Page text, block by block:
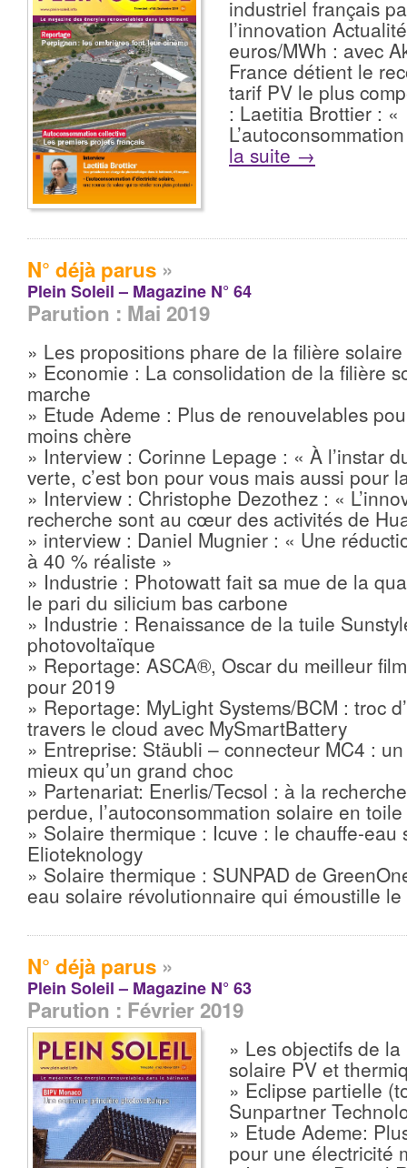
industriel français
l’innovation
euros/MWh : avec
France détient le
tarif PV le plus
: Laetitia Brottier : «
la suite →
N° déjà parus »
Plein Soleil – Magazine N° 64
Parution : Mai 2019
» Les propositions phare de la filière solaire
» Economie : La consolidation de la filière
marche
» Etude Ademe : Plus de renouvelables
moins chère
» Interview : Corinne Lepage : « À l’instar
verte, c’est bon pour vous mais aussi pour
» Interview : Christophe Dezothez : «
recherche sont au cœur des activités de
» interview : Daniel Mugnier : « Une
à 40 % réaliste »
» Industrie : Photowatt fait sa mue de la
le pari du silicium bas carbone
» Industrie : Renaissance de la tuile
photovoltaïque
» Reportage: ASCA®, Oscar du meilleur
pour 2019
» Reportage: MyLight Systems/BCM : troc
travers le cloud avec MySmartBattery
» Entreprise: Stäubli – connecteur MC4 :
mieux qu’un grand choc
» Partenariat: Enerlis/Tecsol : à la
perdue, l’autoconsommation solaire en
» Solaire thermique : Icuve : le chauffe-eau
Elioteknology
» Solaire thermique : SUNPAD de
eau solaire révolutionnaire qui émoustille
N° déjà parus »
Plein Soleil – Magazine N° 63
Parution : Février 2019
» Les objectifs de
solaire PV et
» Eclipse partielle
Sunpartner
» Etude Ademe:
pour une électricité